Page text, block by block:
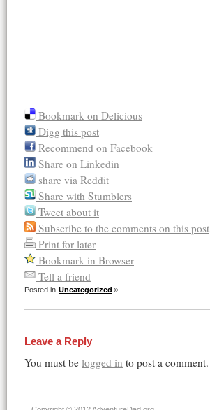
Bookmark on Delicious
Digg this post
Recommend on Facebook
Share on Linkedin
share via Reddit
Share with Stumblers
Tweet about it
Subscribe to the comments on this post
Print for later
Bookmark in Browser
Tell a friend
Posted in Uncategorized
Leave a Reply
You must be logged in to post a comment.